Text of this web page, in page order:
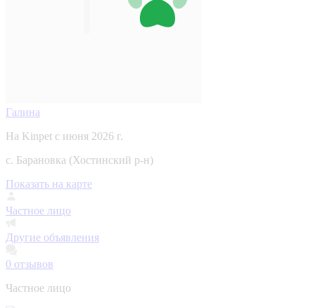
Галина
На Kinpet c июня 2026 г.
с. Барановка (Хостинский р-н)
Показать на карте
Частное лицо
Другие объявления
0 отзывов
Частное лицо